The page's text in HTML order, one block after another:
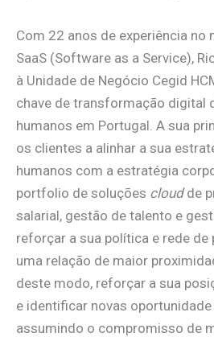
Com 22 anos de experiência
SaaS (Software as a Service),
à Unidade de Negócio Cegid
chave de transformação digital
humanos em Portugal. A sua
os clientes a alinhar a sua
humanos com a estratégia
portfolio de soluções cloudde
salarial, gestão de talento e
reforçar a sua política e rede de
uma relação de maior
deste modo, reforçar a sua
e identificar novas
assumindo o compromisso de